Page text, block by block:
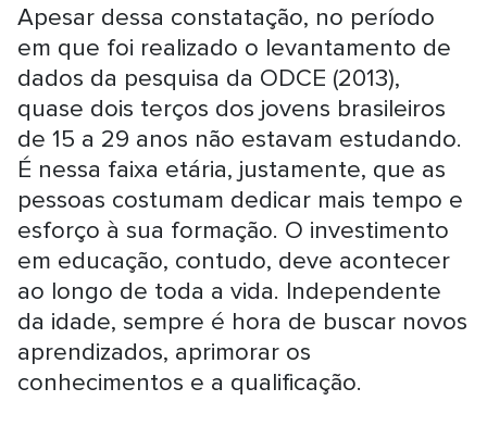
Apesar dessa constatação, no período
em que foi realizado o levantamento de
dados da pesquisa da ODCE (2013),
quase dois terços dos jovens brasileiros
de 15 a 29 anos não estavam estudando.
É nessa faixa etária, justamente, que as
pessoas costumam dedicar mais tempo e
esforço à sua formação. O investimento
em educação, contudo, deve acontecer
ao longo de toda a vida. Independente
da idade, sempre é hora de buscar novos
aprendizados, aprimorar os
conhecimentos e a qualificação.